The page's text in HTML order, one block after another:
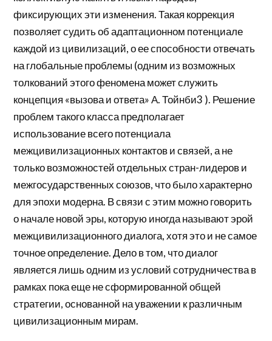
фиксирующих эти изменения. Такая коррекция
позволяет судить об адаптационном потенциале
каждой из цивилизаций, о ее способности отвечать
на глобальные проблемы (одним из возможных
толкований этого феномена может служить
концепция «вызова и ответа» А. Тойнби3 ). Решение
проблем такого класса предполагает
использование всего потенциала
межцивилизационных контактов и связей, а не
только возможностей отдельных стран-лидеров и
межгосударственных союзов, что было характерно
для эпохи модерна. В связи с этим можно говорить
о начале новой эры, которую иногда называют эрой
межцивилизационного диалога, хотя это и не самое
точное определение. Дело в том, что диалог
является лишь одним из условий сотрудничества в
рамках пока еще не сформированной общей
стратегии, основанной на уважении к различным
цивилизационным мирам.